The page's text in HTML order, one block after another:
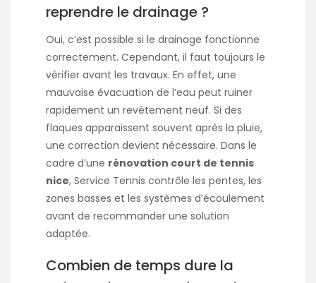
reprendre le drainage ?
Oui, c’est possible si le drainage fonctionne
correctement. Cependant, il faut toujours le
vérifier avant les travaux. En effet, une
mauvaise évacuation de l’eau peut ruiner
rapidement un revêtement neuf. Si des
flaques apparaissent souvent après la pluie,
une correction devient nécessaire. Dans le
cadre d’une rénovation court de tennis
nice, Service Tennis contrôle les pentes, les
zones basses et les systèmes d’écoulement
avant de recommander une solution
adaptée.
Combien de temps dure la